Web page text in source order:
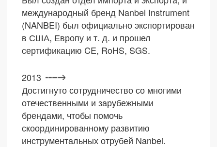
международный бренд Nanbei Instrument
(NANBEI) был официально экспортирован
в США, Европу и т. д. и прошел
сертификацию CE, RoHS, SGS.
2013
Достигнуто сотрудничество со многими
отечественными и зарубежными
брендами, чтобы помочь
скоординированному развитию
инструментальных отрубей Nanbei.